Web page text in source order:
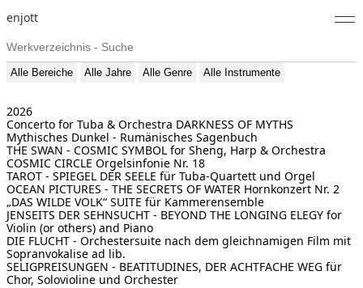
enjott
Home
Werkverzeichnis
About
Fotos
Kalender
Publikationen
Alle Bereiche Alle Jahre Alle Genre Alle Instrumente
2026
Concerto for Tuba & Orchestra DARKNESS OF MYTHS
Mythisches Dunkel - Rumänisches Sagenbuch
THE SWAN - COSMIC SYMBOL for Sheng, Harp & Orchestra
COSMIC CIRCLE Orgelsinfonie Nr. 18
TAROT - SPIEGEL DER SEELE für Tuba-Quartett und Orgel
OCEAN PICTURES - THE SECRETS OF WATER Hornkonzert Nr. 2
„DAS WILDE VOLK“ SUITE für Kammerensemble
JENSEITS DER SEHNSUCHT - BEYOND THE LONGING ELEGY for
Violin (or others) and Piano
DIE FLUCHT - Orchestersuite nach dem gleichnamigen Film mit
Sopranvokalise ad lib.
SELIGPREISUNGEN - BEATITUDINES, DER ACHTFACHE WEG für
Chor, Solovioline und Orchester